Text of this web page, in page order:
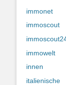
immonet
immoscout
immowelt
innen
italienische